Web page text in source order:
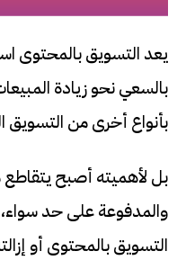
يعد التسويق بالمحتوى
بالسعي نحو زيادة
بأنواع أخرى من
بل لأهميته أصبح
والمدفوعة على حد
التسويق بالمحتوى أو